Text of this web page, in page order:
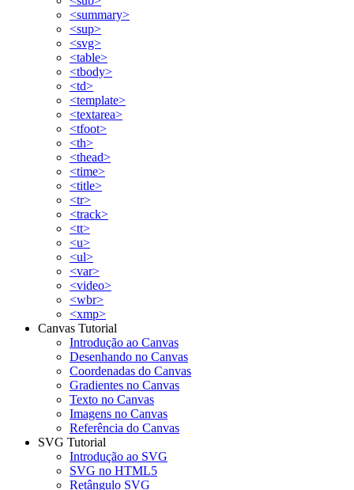
<summary>
<sup>
<svg>
<table>
<tbody>
<td>
<template>
<textarea>
<tfoot>
<th>
<thead>
<time>
<title>
<tr>
<track>
<tt>
<u>
<ul>
<var>
<video>
<wbr>
<xmp>
Canvas Tutorial
Introdução ao Canvas
Desenhando no Canvas
Coordenadas do Canvas
Gradientes no Canvas
Texto no Canvas
Imagens no Canvas
Referência do Canvas
SVG Tutorial
Introdução ao SVG
SVG no HTML5
Retângulo SVG